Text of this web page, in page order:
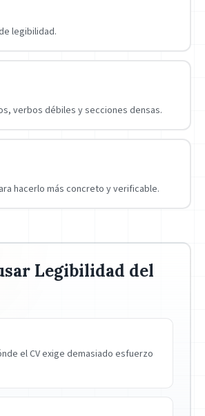
legibilidad.
verbos débiles y secciones densas.
hacerlo más concreto y verificable.
Legibilidad del
el CV exige demasiado esfuerzo